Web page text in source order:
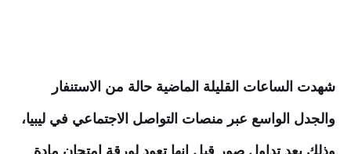
شهدت الساعات القليلة الماضية حالة من الاستنفار
والجدل الواسع عبر منصات التواصل الاجتماعي في ليبيا،
وذلك بعد تداول صور قيل إنها تعود لورقة امتحان مادة